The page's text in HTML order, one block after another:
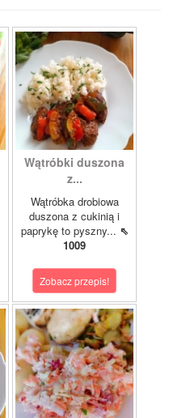
Wątróbki duszona
z...
Wątróbka drobiowa
duszona z cukinią i
paprykę to pyszny... ⇖
1009
Zobacz przepis!